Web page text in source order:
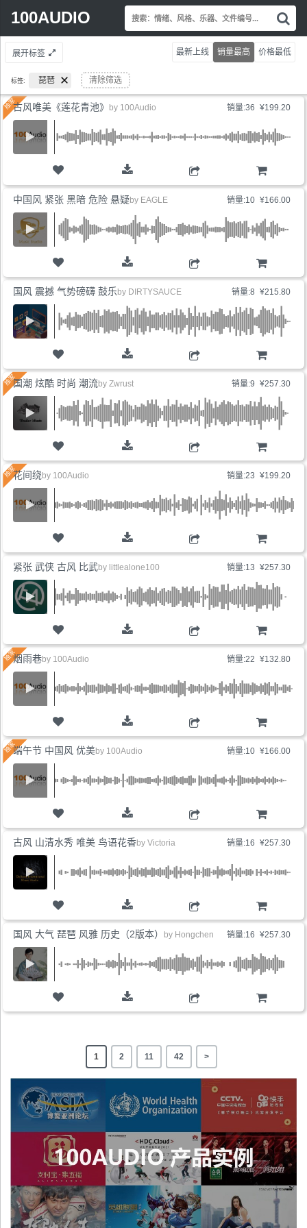
100AUDIO
Search
索
情
绪
乐
文
展开标签
标签: 琵琶 清除筛选
最新上线 销量最高 价格最低
销量:36 ¥199.20
古风唯美《莲花青池》 by 100Audio
销量:10 ¥166.00
购物车
中国风 紧张 黑暗 危险 悬疑by EAGLE
销量:8 ¥215.80
购物车
国风 震撼 气势磅礴 鼓乐 by DIRTYSAUCE
销量:9 ¥257.30
购物车
国潮 炫酷 时尚 潮流by Zwrust
销量:23 ¥199.20
购物车
花间绕 by 100Audio
销量:13 ¥257.30
购物车
紧张 武侠 古风 比武by littlealone100
销量:22 ¥132.80
购物车
烟雨巷by 100Audio
销量:10 ¥166.00
购物车
端午节 中国风 优美by 100Audio
销量:16 ¥257.30
购物车
古风 山清水秀 唯美 鸟语花香by Victoria
销量:16 ¥257.30
购物车
国风 大气 琵琶 风雅 历史（2版本） by Hongchen
1 2 11 42 >